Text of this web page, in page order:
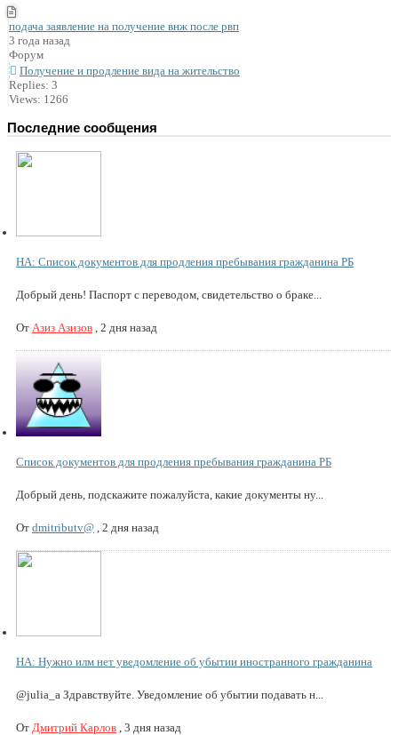
подача заявление на получение внж после рвп
3 года назад
Форум
Получение и продление вида на жительство
Replies: 3
Views: 1266
Последние сообщения
НА: Список документов для продления пребывания гражданина РБ
Добрый день! Паспорт с переводом, свидетельство о браке...
От Азиз Азизов 2 дня назад
Список документов для продления пребывания гражданина РБ
Добрый день, подскажите пожалуйста, какие документы ну...
От dmitributv@ 2 дня назад
НА: Нужно илм нет уведомление об убытии иностранного гражданина
@julia_a Здравствуйте. Уведомление об убытии подавать н...
От Дмитрий Карлов 3 дня назад